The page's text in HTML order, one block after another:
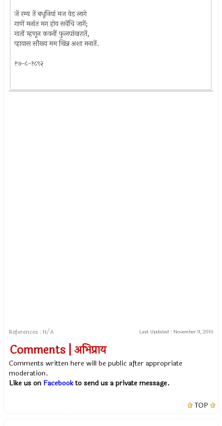
जें रम्य तें बधूनियां मज वेड लागे
गाणें मनांत मग होय सवेंचि जागें;
गातों म्हणून कवनीं फुलपांखरातें,
व्हायास सौख्य मम खिन्न अशा मनातें.
१७-८-१८९२
References : N/A Last Updated : November 11, 2016
Comments | अभिप्राय
Comments written here will be public after appropriate
moderation.
Like us on Facebookto send us a private message.
TOP